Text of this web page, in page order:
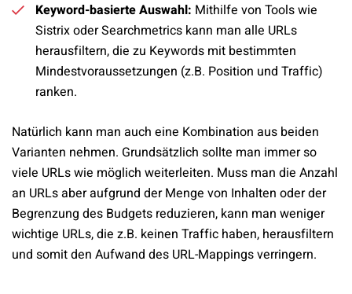
Keyword-basierte Auswahl: Mithilfe von Tools wie
Sistrix oder Searchmetrics kann man alle URLs
herausfiltern, die zu Keywords mit bestimmten
Mindestvoraussetzungen (z.B. Position und Traffic)
ranken.
Natürlich kann man auch eine Kombination aus beiden
Varianten nehmen. Grundsätzlich sollte man immer so
viele URLs wie möglich weiterleiten. Muss man die Anzahl
an URLs aber aufgrund der Menge von Inhalten oder der
Begrenzung des Budgets reduzieren, kann man weniger
wichtige URLs, die z.B. keinen Traffic haben, herausfiltern
und somit den Aufwand des URL-Mappings verringern.